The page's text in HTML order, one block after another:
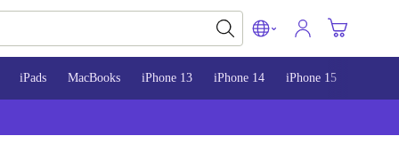
iPads MacBooks iPhone 13 iPhone 14 iPhone 15